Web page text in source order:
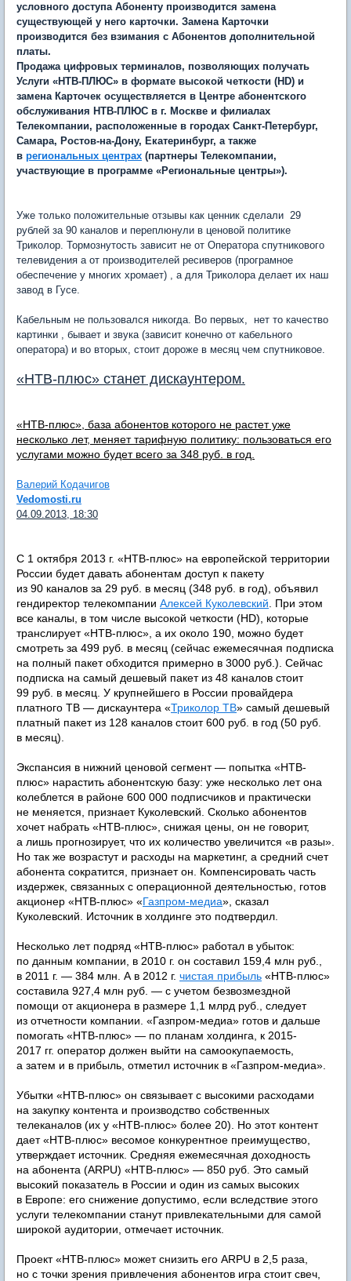
условного доступа Абоненту производится замена
существующей у него карточки. Замена Карточки
производится без взимания с Абонентов дополнительной
платы.
Продажа цифровых терминалов, позволяющих получать
Услуги «НТВ-ПЛЮС» в формате высокой четкости (HD) и
замена Карточек осуществляется в Центре абонентского
обслуживания НТВ-ПЛЮС в г. Москве и филиалах
Телекомпании, расположенные в городах Санкт-Петербург,
Самара, Ростов-на-Дону, Екатеринбург, а также
в региональных центрах (партнеры Телекомпании,
участвующие в программе «Региональные центры»).
Уже только положительные отзывы как ценник сделали 29
рублей за 90 каналов и переплюнули в ценовой политике
Триколор. Тормознутость зависит не от Оператора спутникового
телевидения а от производителей ресиверов (програмное
обеспечение у многих хромает) , а для Триколора делает их наш
завод в Гусе.
Кабельным не пользовался никогда. Во первых, нет то качество
картинки , бывает и звука (зависит конечно от кабельного
оператора) и во вторых, стоит дороже в месяц чем спутниковое.
«НТВ-плюс» станет дискаунтером.
«НТВ-плюс», база абонентов которого не растет уже
несколько лет, меняет тарифную политику: пользоваться его
услугами можно будет всего за 348 руб. в год.
Валерий Кодачигов
Vedomosti.ru
04.09.2013, 18:30
С 1 октября 2013 г. «НТВ-плюс» на европейской территории
России будет давать абонентам доступ к пакету
из 90 каналов за 29 руб. в месяц (348 руб. в год), объявил
гендиректор телекомпании Алексей Куколевский . При этом
все каналы, в том числе высокой четкости (HD), которые
транслирует «НТВ-плюс», а их около 190, можно будет
смотреть за 499 руб. в месяц (сейчас ежемесячная подписка
на полный пакет обходится примерно в 3000 руб.). Сейчас
подписка на самый дешевый пакет из 48 каналов стоит
99 руб. в месяц. У крупнейшего в России провайдера
платного ТВ — дискаунтера «Триколор ТВ» самый дешевый
платный пакет из 128 каналов стоит 600 руб. в год (50 руб.
в месяц).
Экспансия в нижний ценовой сегмент — попытка «НТВ-
плюс» нарастить абонентскую базу: уже несколько лет она
колеблется в районе 600 000 подписчиков и практически
не меняется, признает Куколевский. Сколько абонентов
хочет набрать «НТВ-плюс», снижая цены, он не говорит,
а лишь прогнозирует, что их количество увеличится «в разы».
Но так же возрастут и расходы на маркетинг, а средний счет
абонента сократится, признает он. Компенсировать часть
издержек, связанных с операционной деятельностью, готов
акционер «НТВ-плюс» «Газпром-медиа», сказал
Куколевский. Источник в холдинге это подтвердил.
Несколько лет подряд «НТВ-плюс» работал в убыток:
по данным компании, в 2010 г. он составил 159,4 млн руб.,
в 2011 г. — 384 млн. А в 2012 г. чистая прибыль «НТВ-плюс»
составила 927,4 млн руб. — с учетом безвозмездной
помощи от акционера в размере 1,1 млрд руб., следует
из отчетности компании. «Газпром-медиа» готов и дальше
помогать «НТВ-плюс» — по планам холдинга, к 2015-
2017 гг. оператор должен выйти на самоокупаемость,
а затем и в прибыль, отметил источник в «Газпром-медиа».
Убытки «НТВ-плюс» он связывает с высокими расходами
на закупку контента и производство собственных
телеканалов (их у «НТВ-плюс» более 20). Но этот контент
дает «НТВ-плюс» весомое конкурентное преимущество,
утверждает источник. Средняя ежемесячная доходность
на абонента (ARPU) «НТВ-плюс» — 850 руб. Это самый
высокий показатель в России и один из самых высоких
в Европе: его снижение допустимо, если вследствие этого
услуги телекомпании станут привлекательными для самой
широкой аудитории, отмечает источник.
Проект «НТВ-плюс» может снизить его ARPU в 2,5 раза,
но с точки зрения привлечения абонентов игра стоит свеч,